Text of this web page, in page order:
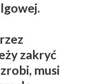
zakryć
musi